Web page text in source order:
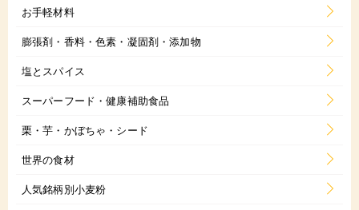
お手軽材料
膨張剤・香料・色素・凝固剤・添加物
塩とスパイス
スーパーフード・健康補助食品
栗・芋・かぼちゃ・シード
世界の食材
人気銘柄別小麦粉